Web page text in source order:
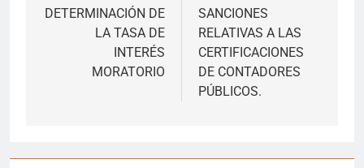
de
entradas
DETERMINACIÓN DE
LA TASA DE
INTERÉS
MORATORIO
SANCIONES
RELATIVAS A LAS
CERTIFICACIONES
DE CONTADORES
PÚBLICOS.